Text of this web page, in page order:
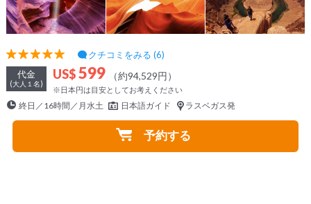
クチコミをみる (6)
代金
(大人１名)
US$599 （約94,529円）
※日本円は目安としてお考えください
終日／16時間／月水土 日本語ガイド ラスベガス発
予約する